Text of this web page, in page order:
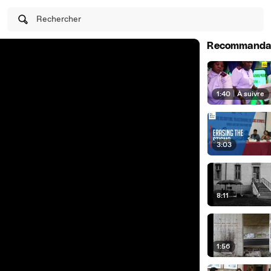
Rechercher
1:40 | À suivre
3:03
8:11
1:56